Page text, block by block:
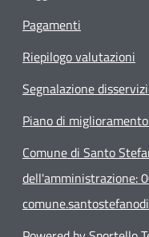
Pagamenti
Riepilogo valutazioni
Segnalazione
Piano di
Comune di Santo
dell'amministrazione: